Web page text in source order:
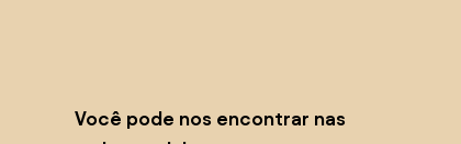
Você pode nos encontrar nas